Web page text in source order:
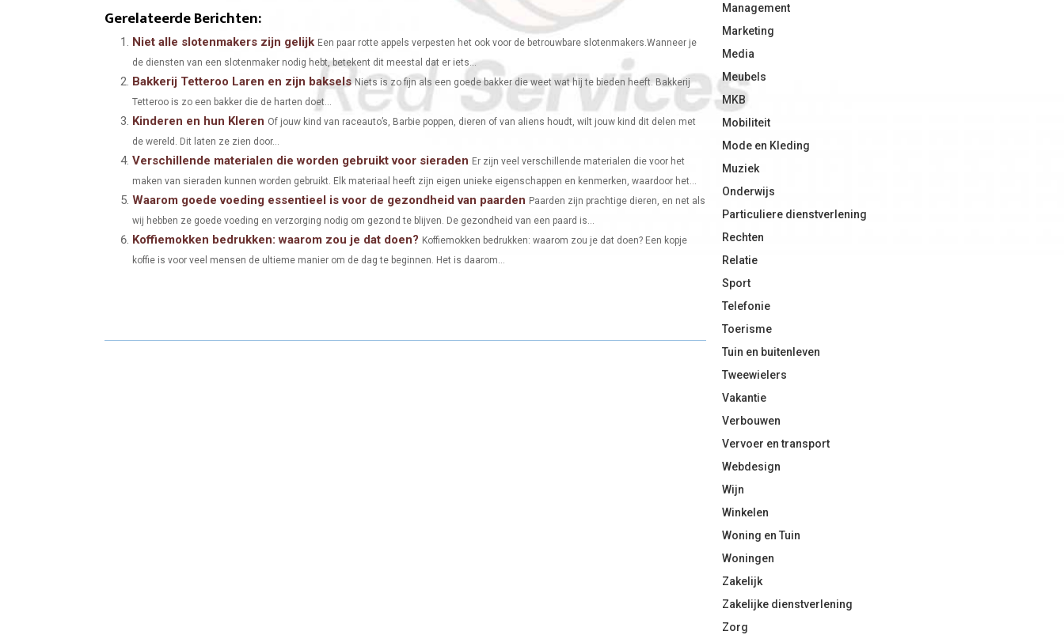
R
O
A
R
O
R
E
O
H
A
E
O
A
O
Gerelateerde Berichten:
Niet alle slotenmakers zijn gelijk Een paar rotte appels verpesten het ook voor de betrouwbare slotenmakers.Wanneer je
de diensten van een slotenmaker nodig hebt, betekent dit meestal dat er iets...
Bakkerij Tetteroo Laren en zijn baksels Niets is zo fijn als een goede bakker die weet wat hij te bieden heeft. Bakkerij
Tetteroo is zo een bakker die de harten doet...
Kinderen en hun Kleren Of jouw kind van raceauto’s, Barbie poppen, dieren of van aliens houdt, wilt jouw kind dit delen met
de wereld. Dit laten ze zien door...
Verschillende materialen die worden gebruikt voor sieraden Er zijn veel verschillende materialen die voor het
maken van sieraden kunnen worden gebruikt. Elk materiaal heeft zijn eigen unieke eigenschappen en kenmerken, waardoor het...
Waarom goede voeding essentieel is voor de gezondheid van paarden Paarden zijn prachtige dieren, en net als
wij hebben ze goede voeding en verzorging nodig om gezond te blijven. De gezondheid van een paard is...
Koffiemokken bedrukken: waarom zou je dat doen? Koffiemokken bedrukken: waarom zou je dat doen? Een kopje
koffie is voor veel mensen de ultieme manier om de dag te beginnen. Het is daarom...
Management
Marketing
Media
Meubels
MKB
Mobiliteit
Mode en Kleding
Muziek
Onderwijs
Particuliere dienstverlening
Rechten
Relatie
Sport
Telefonie
Toerisme
Tuin en buitenleven
Tweewielers
Vakantie
Verbouwen
Vervoer en transport
Webdesign
Wijn
Winkelen
Woning en Tuin
Woningen
Zakelijk
Zakelijke dienstverlening
Zorg